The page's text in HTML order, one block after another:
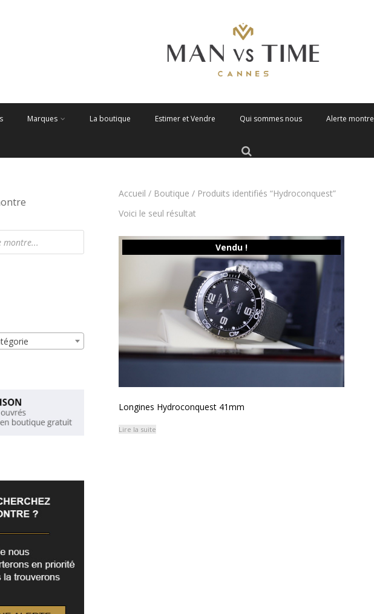
Marques La boutique Estimer et Vendre Qui sommes nous Alerte montre
Accueil / Boutique / Produits identifiés “Hydroconquest”
Voici le seul résultat
Vendu !
Longines Hydroconquest 41mm
Lire la suite